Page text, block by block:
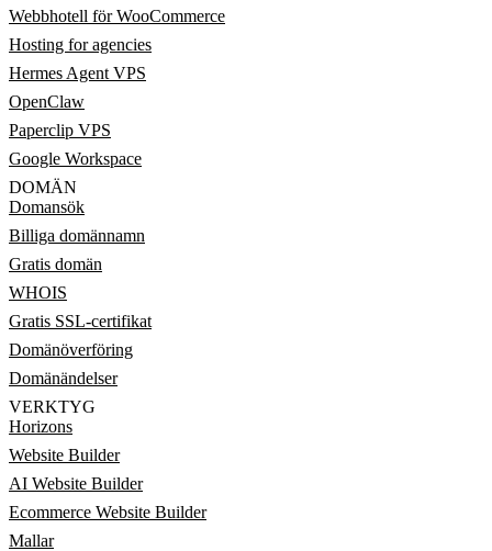
Webbhotell för WooCommerce
Hosting for agencies
Hermes Agent VPS
OpenClaw
Paperclip VPS
Google Workspace
DOMÄN
Domansök
Billiga domännamn
Gratis domän
WHOIS
Gratis SSL-certifikat
Domänöverföring
Domänändelser
VERKTYG
Horizons
Website Builder
AI Website Builder
Ecommerce Website Builder
Mallar